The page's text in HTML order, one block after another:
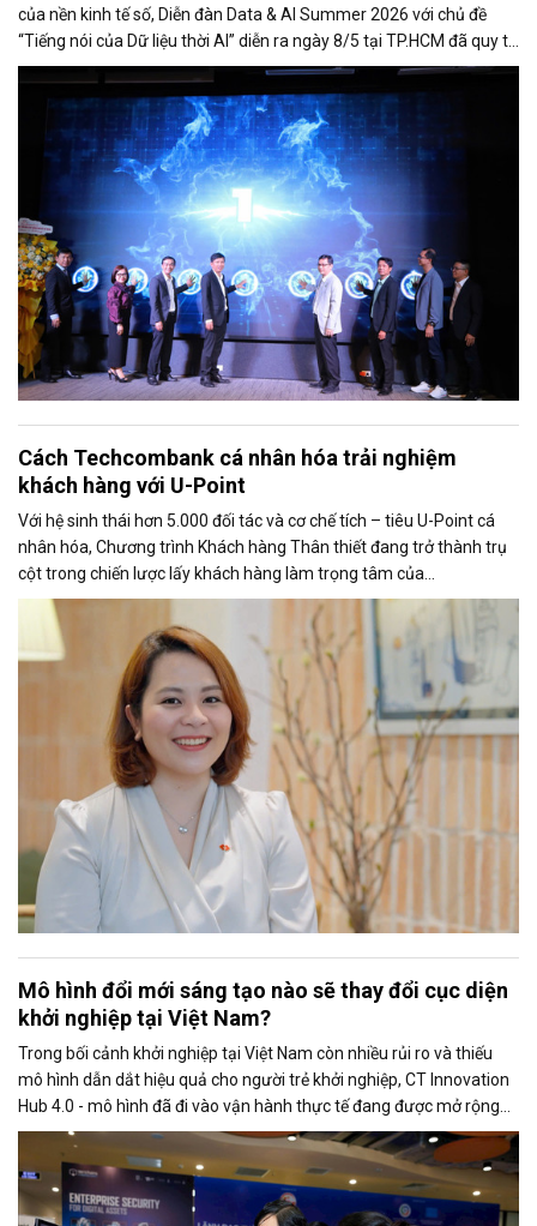
của nền kinh tế số, Diễn đàn Data & AI Summer 2026 với chủ đề
“Tiếng nói của Dữ liệu thời AI” diễn ra ngày 8/5 tại TP.HCM đã quy tụ
hơn 500 đại biểu là lãnh đạo cơ quan quản lý, chuyên gia công nghệ,
doanh nghiệp, startup và cộng đồng đổi mới sáng tạo.
Cách Techcombank cá nhân hóa trải nghiệm
khách hàng với U-Point
Với hệ sinh thái hơn 5.000 đối tác và cơ chế tích – tiêu U-Point cá
nhân hóa, Chương trình Khách hàng Thân thiết đang trở thành trụ
cột trong chiến lược lấy khách hàng làm trọng tâm của
Techcombank.
Mô hình đổi mới sáng tạo nào sẽ thay đổi cục diện
khởi nghiệp tại Việt Nam?
Trong bối cảnh khởi nghiệp tại Việt Nam còn nhiều rủi ro và thiếu
mô hình dẫn dắt hiệu quả cho người trẻ khởi nghiệp, CT Innovation
Hub 4.0 - mô hình đã đi vào vận hành thực tế đang được mở rộng
và có khả năng nhượng quyền trên toàn quốc.